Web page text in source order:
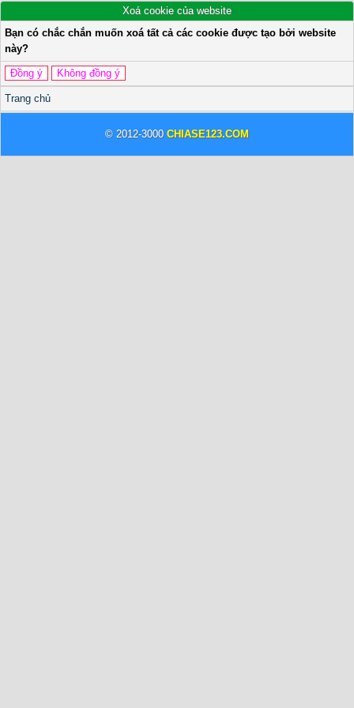
Xoá cookie của website
Bạn có chắc chắn muốn xoá tất cả các cookie được tạo bởi website
này?
Trang chủ
© 2012-3000 CHIASE123.COM